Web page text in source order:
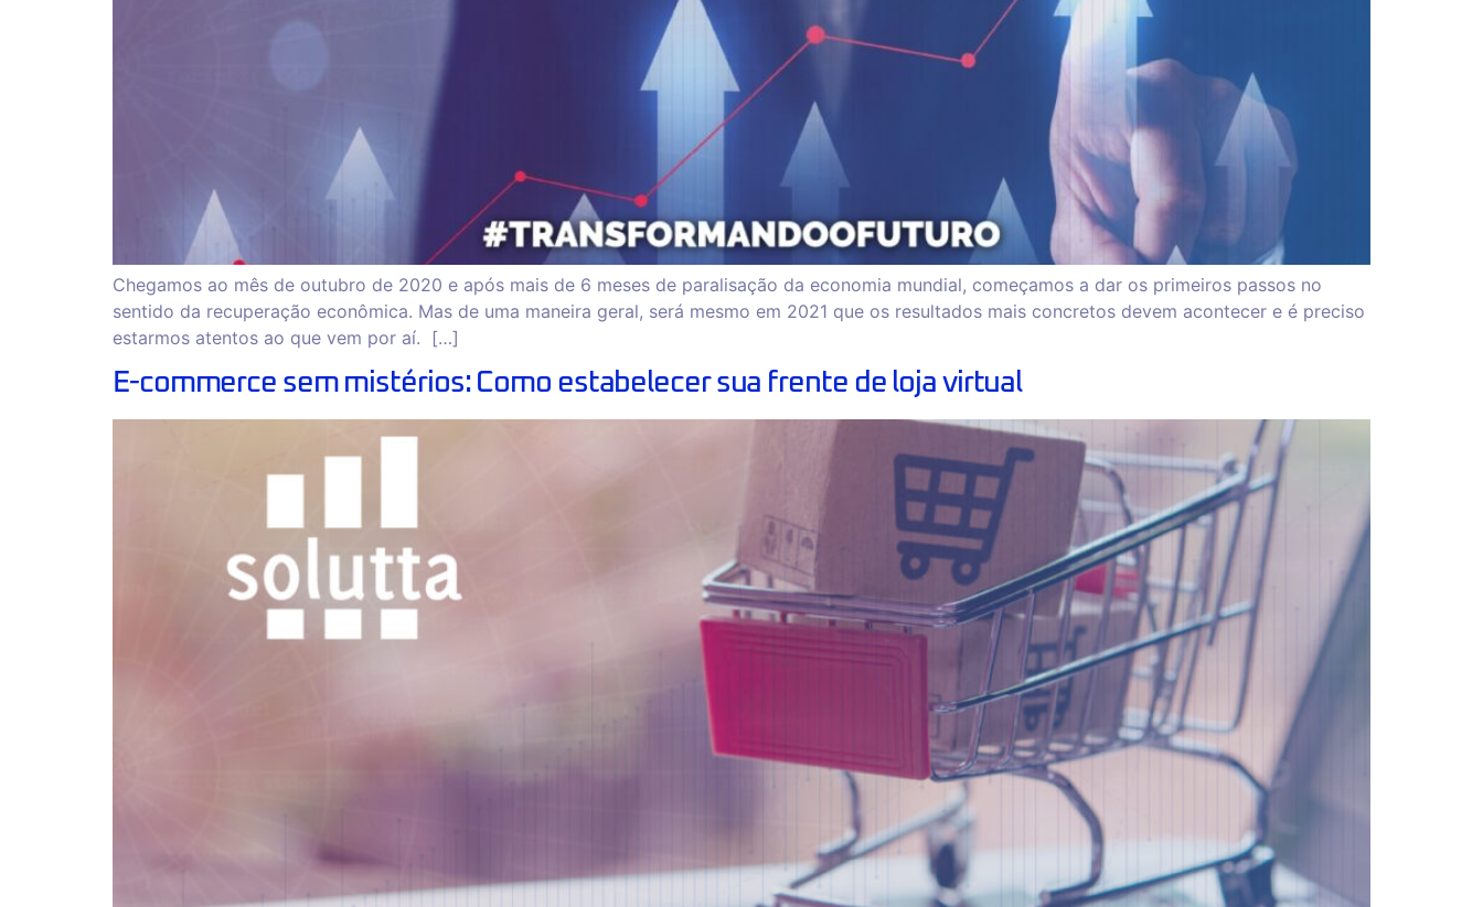
Chegamos ao mês de outubro de 2020 e após mais de 6 meses de paralisação da economia mundial, começamos a dar os primeiros passos no
sentido da recuperação econômica. Mas de uma maneira geral, será mesmo em 2021 que os resultados mais concretos devem acontecer e é preciso
estarmos atentos ao que vem por aí. […]
E-commerce sem mistérios: Como estabelecer sua frente de loja virtual